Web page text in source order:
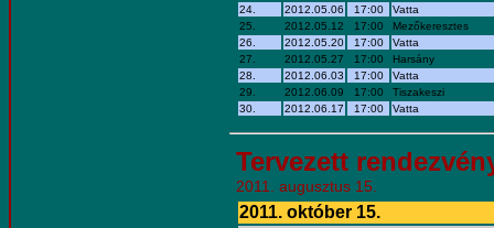
24.
2012.05.06 17:00
Vatta
25.
2012.05.12 17:00
Mezőkeresztes
26.
2012.05.20 17:00
Vatta
27.
2012.05.27 17:00
Harsány
28.
2012.06.03 17:00
Vatta
29.
2012.06.09 17:00
Tiszakeszi
30.
2012.06.17 17:00 Vatta
Tervezett
2011. augusztus 15.
2011. október 15.